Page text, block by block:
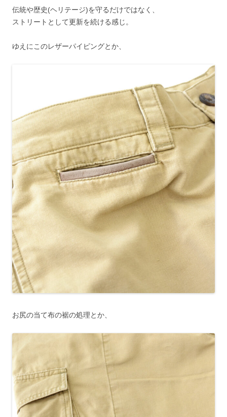
伝統や歴史(ヘリテージ)を守るだけではなく、
ストリートとして更新を続ける感じ。
ゆえにこのレザーパイピングとか、
お尻の当て布の裾の処理とか、